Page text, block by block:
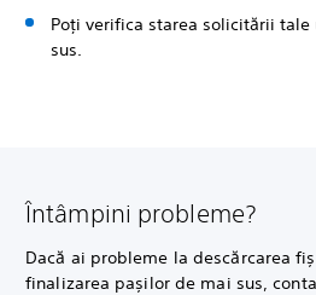
Poți verifica starea solicitării
sus.
Întâmpini probleme?
Dacă ai probleme la descărcarea
finalizarea pașilor de mai sus,